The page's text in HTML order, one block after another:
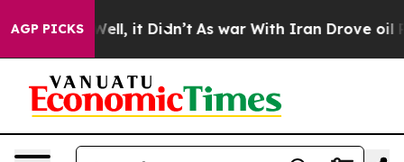
AGP PICKS
40%. Well, it Didn’t As war With Iran Drove oil